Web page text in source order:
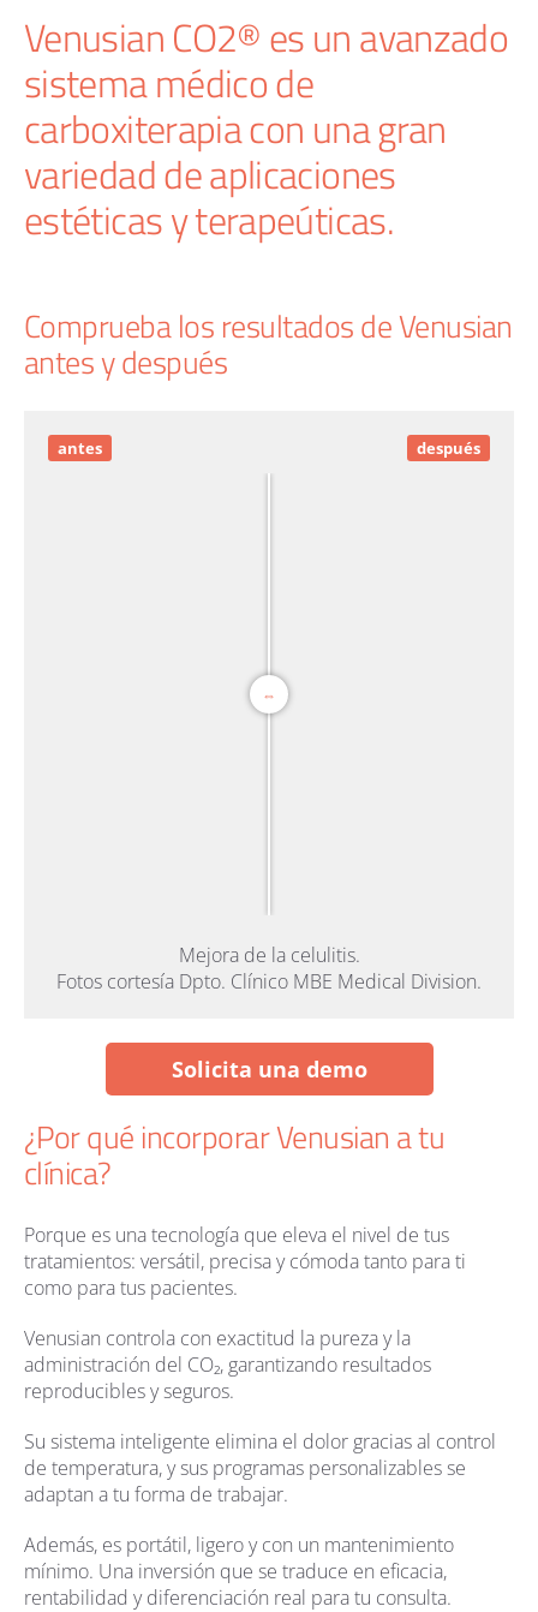
Venusian CO2® es un avanzado
sistema médico de
carboxiterapia con una gran
variedad de aplicaciones
estéticas y terapeúticas.
Comprueba los resultados de Venusian
antes y después
antes después
⇔
Mejora de la celulitis.
Fotos cortesía Dpto. Clínico MBE Medical Division.
Solicita una demo
¿Por qué incorporar Venusian a tu
clínica?
Porque es una tecnología que eleva el nivel de tus
tratamientos: versátil, precisa y cómoda tanto para ti
como para tus pacientes.
Venusian controla con exactitud la pureza y la
administración del CO₂, garantizando resultados
reproducibles y seguros.
Su sistema inteligente elimina el dolor gracias al control
de temperatura, y sus programas personalizables se
adaptan a tu forma de trabajar.
Además, es portátil, ligero y con un mantenimiento
mínimo. Una inversión que se traduce en eficacia,
rentabilidad y diferenciación real para tu consulta.